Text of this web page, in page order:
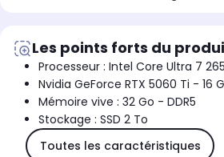
Les points forts du
Processeur : Intel Core Ultra 7
Nvidia GeForce RTX 5060 Ti - 16
Mémoire vive : 32 Go - DDR5
Stockage : SSD 2 To
Toutes les caractéristiques